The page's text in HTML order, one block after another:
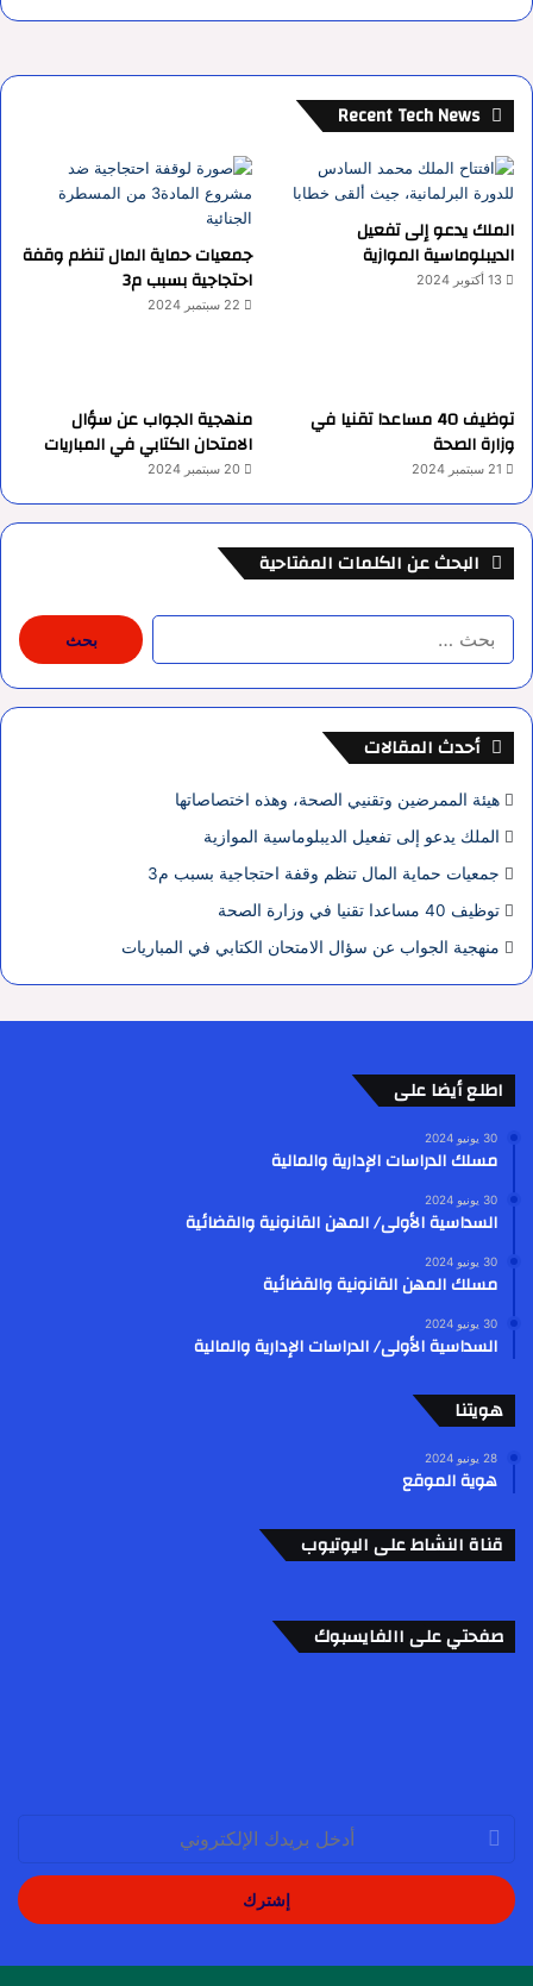
Recent Tech News
الملك يدعو إلى تفعيل
الديبلوماسية الموازية
13 أكتوبر 2024
جمعيات حماية المال تنظم وقفة
احتجاجية بسبب م3
22 سبتمبر 2024
توظيف 40 مساعدا تقنيا في
وزارة الصحة
21 سبتمبر 2024
منهجية الجواب عن سؤال
الامتحان الكتابي في المباريات
20 سبتمبر 2024
البحث عن الكلمات المفتاحية
البحث
عن:
أحدث المقالات
هيئة الممرضين وتقنيي الصحة، وهذه اختصاصاتها
الملك يدعو إلى تفعيل الديبلوماسية الموازية
جمعيات حماية المال تنظم وقفة احتجاجية بسبب م3
توظيف 40 مساعدا تقنيا في وزارة الصحة
منهجية الجواب عن سؤال الامتحان الكتابي في المباريات
اطلع أيضا على
30 يونيو 2024
مسلك الدراسات الإدارية والمالية
30 يونيو 2024
السداسية الأولى/ المهن القانونية والقضائية
30 يونيو 2024
مسلك المهن القانونية والقضائية
30 يونيو 2024
السداسية الأولى/ الدراسات الإدارية والمالية
هويتنا
28 يونيو 2024
هوية الموقع
قناة النشاط على اليوتيوب
صفحتي على االفايسبوك
بريدك
الإلكتروني